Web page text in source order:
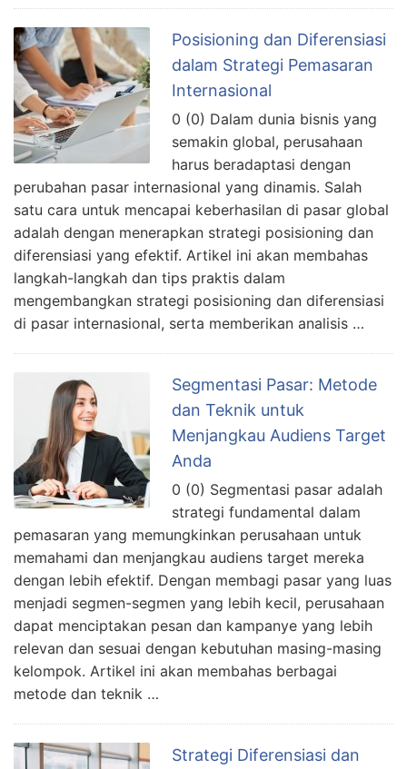
Posisioning dan Diferensiasi
dalam Strategi Pemasaran
Internasional
0 (0) Dalam dunia bisnis yang
semakin global, perusahaan
harus beradaptasi dengan
perubahan pasar internasional yang dinamis. Salah
satu cara untuk mencapai keberhasilan di pasar global
adalah dengan menerapkan strategi posisioning dan
diferensiasi yang efektif. Artikel ini akan membahas
langkah-langkah dan tips praktis dalam
mengembangkan strategi posisioning dan diferensiasi
di pasar internasional, serta memberikan analisis …
Segmentasi Pasar: Metode
dan Teknik untuk
Menjangkau Audiens Target
Anda
0 (0) Segmentasi pasar adalah
strategi fundamental dalam
pemasaran yang memungkinkan perusahaan untuk
memahami dan menjangkau audiens target mereka
dengan lebih efektif. Dengan membagi pasar yang luas
menjadi segmen-segmen yang lebih kecil, perusahaan
dapat menciptakan pesan dan kampanye yang lebih
relevan dan sesuai dengan kebutuhan masing-masing
kelompok. Artikel ini akan membahas berbagai
metode dan teknik …
Strategi Diferensiasi dan